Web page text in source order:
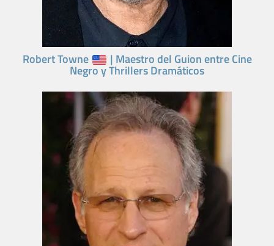
Robert Towne | Maestro del Guion entre Cine
Negro y Thrillers Dramáticos